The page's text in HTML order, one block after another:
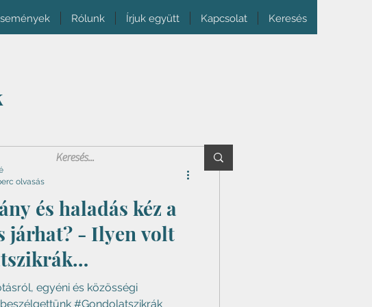
Rólunk Írjuk együtt Kapcsolat Keresés
és haladás kéz a
járhat? - Ilyen volt
a kultúráról
egyéni és közösségi
#Gondolatszikrák
olvasás